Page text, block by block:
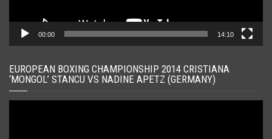
00:00 14:10
EUROPEAN BOXING CHAMPIONSHIP 2014 CRISTIANA
‘MONGOL’ STANCU VS NADINE APETZ (GERMANY)